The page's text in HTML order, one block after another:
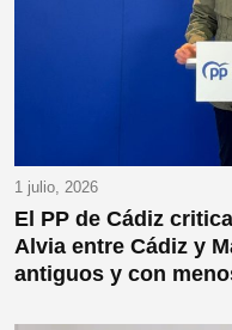
1 julio, 2026
El PP de Cádiz
Alvia entre Cádiz y
antiguos y con